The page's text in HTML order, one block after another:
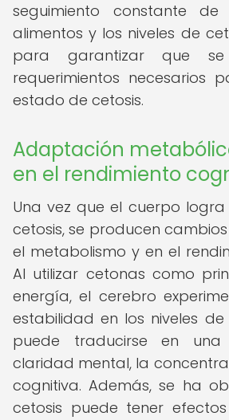
seguimiento constante
alimentos y los niveles de
para garantizar que
requerimientos necesarios
estado de cetosis.
Adaptación
en el rendimiento
Una vez que el cuerpo
cetosis, se producen
el metabolismo y en el
Al utilizar cetonas como
energía, el cerebro
estabilidad en los niveles
puede traducirse en
claridad mental, la
cognitiva. Además, se ha
cetosis puede tener